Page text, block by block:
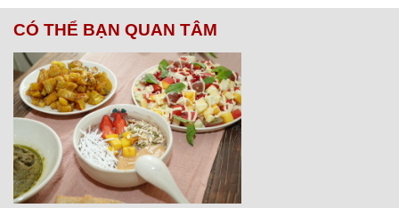
CÓ THỂ BẠN QUAN TÂM